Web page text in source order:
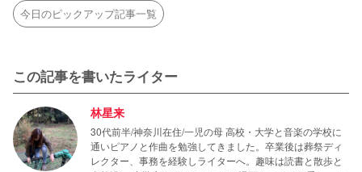
今日のピックアップ記事一覧
この記事を書いたライター
林星来
30代前半/神奈川在住/一児の母 高校・大学と音楽の学校に
通いピアノと作曲を勉強してきました。卒業後は葬祭ディ
レクター、事務を経験しライターへ。趣味は読書と散歩と